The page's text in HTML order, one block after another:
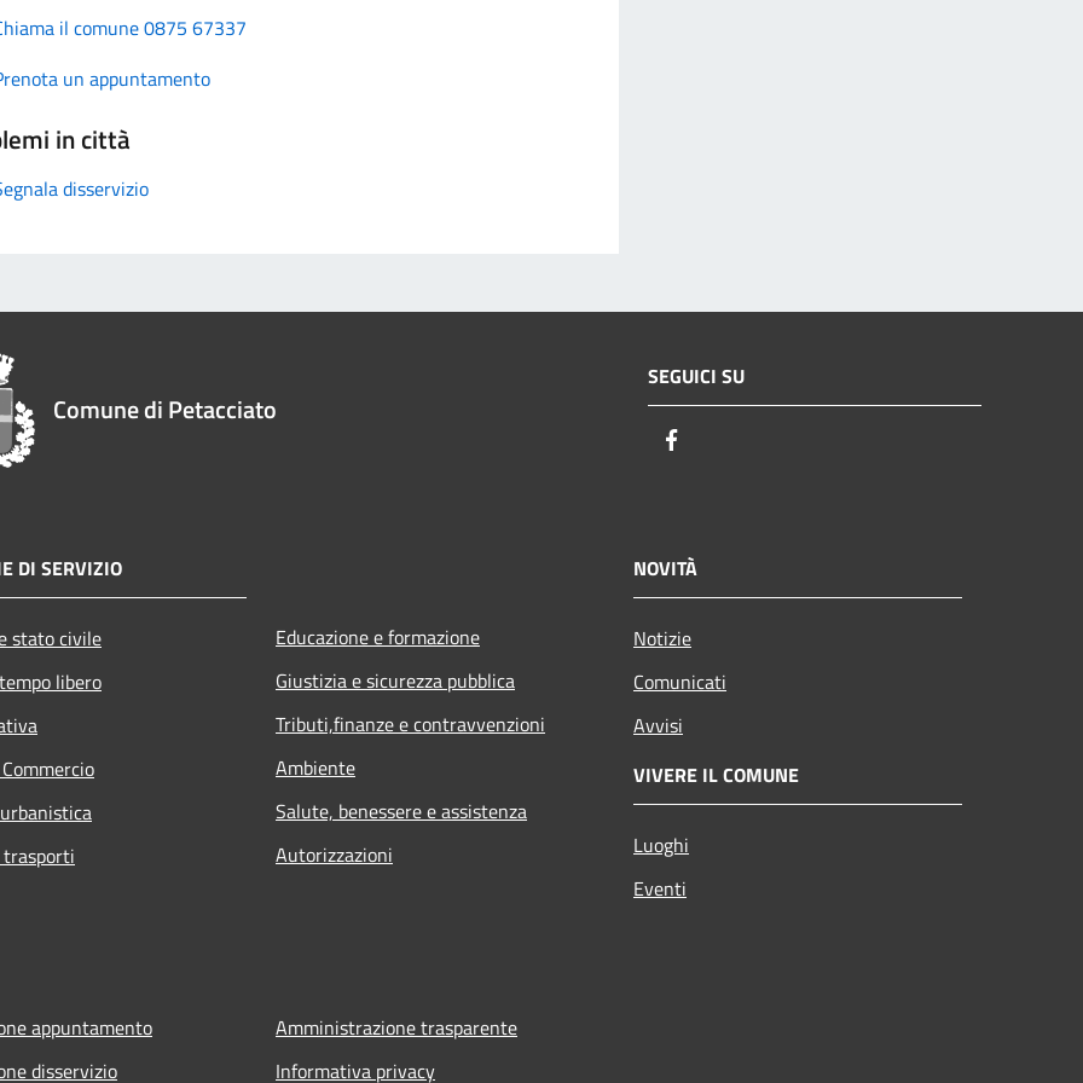
il comune 0875 67337
un appuntamento
in città
disservizio
Comune di Petacciato
SEGUICI SU
DI SERVIZIO
stato civile
libero
Educazione e formazione
Giustizia e sicurezza pubblica
Tributi,finanze e contravvenzioni
Ambiente
Salute, benessere e assistenza
Autorizzazioni
NOVITÀ
Notizie
Comunicati
Avvisi
VIVERE IL COMUNE
Luoghi
Eventi
appuntamento
disservizio
Amministrazione trasparente
Informativa privacy